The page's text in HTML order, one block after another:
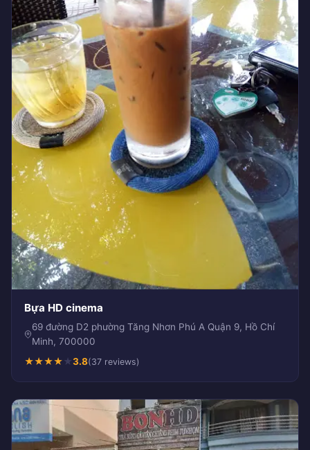
Bựa HD cinema
69 đường D2 phường Tăng Nhơn Phú A Quận 9, Hồ Chí
Minh, 700000
★★★★★3.8(37 reviews)